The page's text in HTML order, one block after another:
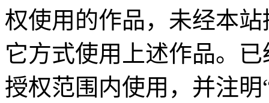
权使用的作品，未经本
它方式使用上述作品。
授权范围内使用，并注